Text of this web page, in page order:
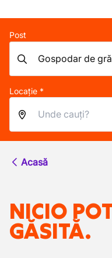
Post
Locație *
Acasă
NICIO
GĂSITĂ.